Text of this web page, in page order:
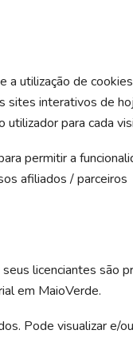
a utilização de
sites interativos de
para cada
permitir a
afiliados / parceiros
licenciantes são
em MaioVerde.
Pode visualizar e/